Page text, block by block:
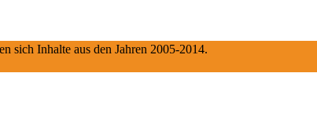
sich Inhalte aus den Jahren 2005-2014.